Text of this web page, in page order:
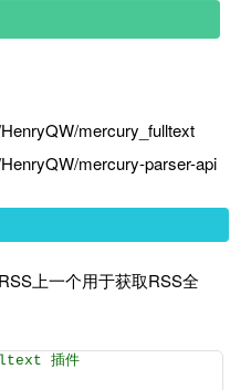
mercury_fulltext
mercury-parser-api
上一个用于获取RSS全
插件